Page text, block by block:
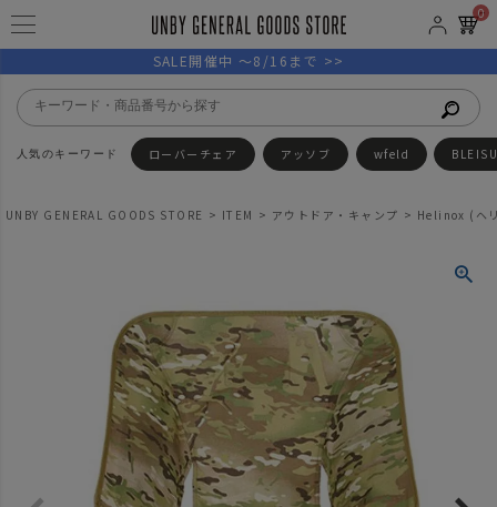
0
SALE開催中 ～8/16まで >>
ローバーチェア アッソブ wfeld
UNBY GENERAL GOODS STORE ITEM アウトドア・キャンプ Helinox (ヘ